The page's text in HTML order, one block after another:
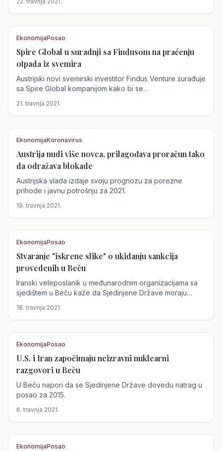
Austrija
EkonomijaPosao
Spire Global u suradnji sa Findusom na praćenju
otpada iz svemira
Austrijski novi svemirski investitor Findus Venture surađuje
sa Spire Global kompanijom kako bi se...
21. travnja 2021.
Austrija
EkonomijaKoronavirus
Austrija nudi više novca, prilagođava proračun tako
da odražava blokade
Austrijska vlada izdaje svoju prognozu za porezne
prihode i javnu potrošnju za 2021.
19. travnja 2021.
Austrija
EkonomijaPosao
Stvaranje "iskrene slike" o ukidanju sankcija
provedenih u Beču
Iranski veleposlanik u međunarodnim organizacijama sa
sjedištem u Beču kaže da Sjedinjene Države moraju
18. travnja 2021.
Austrija
EkonomijaPosao
U.S. i Iran započimaju neizravni nuklearni
razgovori u Beču
U Beču napori da se Sjedinjene Države dovedu natrag u
posao za 2015.
6. travnja 2021.
EkonomijaPosao